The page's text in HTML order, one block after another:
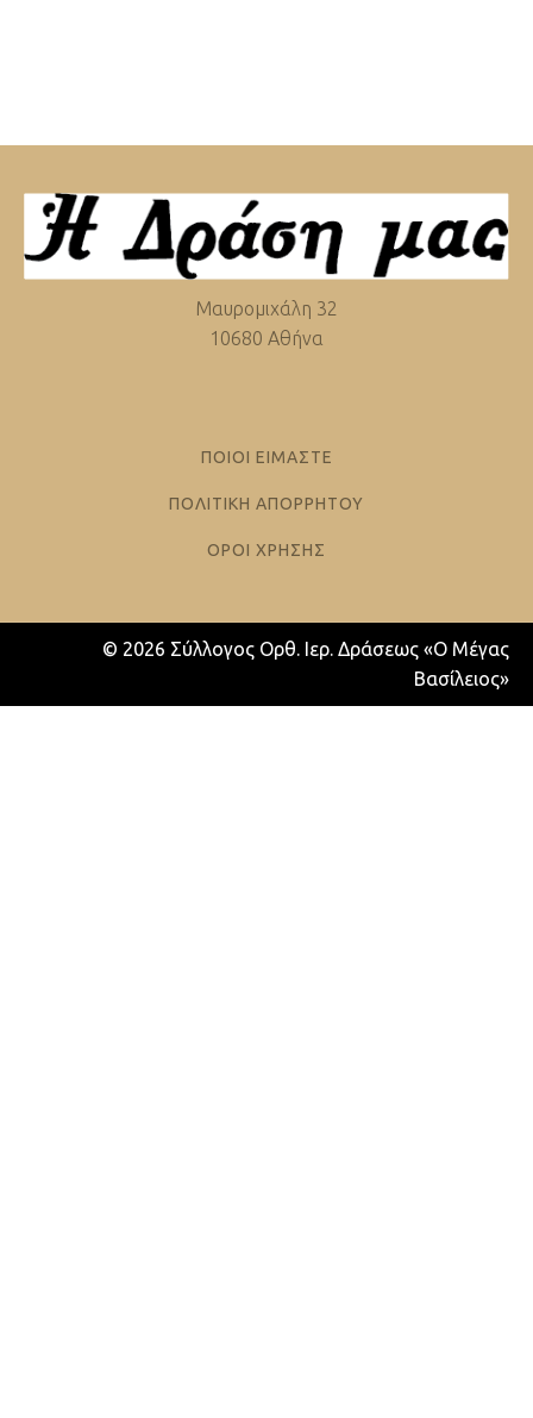
Μαυρομιχάλη 32
10680 Αθήνα
ΠΟΙΟΙ ΕΙΜΑΣΤΕ
ΠΟΛΙΤΙΚΗ ΑΠΟΡΡΗΤΟΥ
ΟΡΟΙ ΧΡΗΣΗΣ
© 2026 Σύλλογος Ορθ. Ιερ. Δράσεως «Ο Μέγας
Βασίλειος»